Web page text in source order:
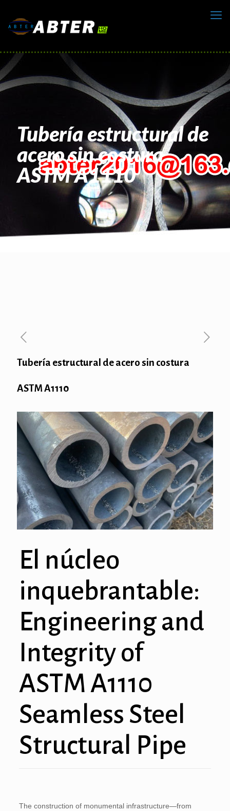
Tubería estructural de
acero sin costura
ASTM A1110
Tubería estructural de acero sin costura
ASTM A1110
El núcleo
inquebrantable:
Engineering and
Integrity of
ASTM A1110
Seamless Steel
Structural Pipe
The construction of monumental infrastructure—from